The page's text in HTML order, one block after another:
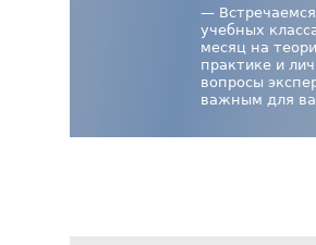
—
учебных
месяц на
практике и
вопросы
важным для